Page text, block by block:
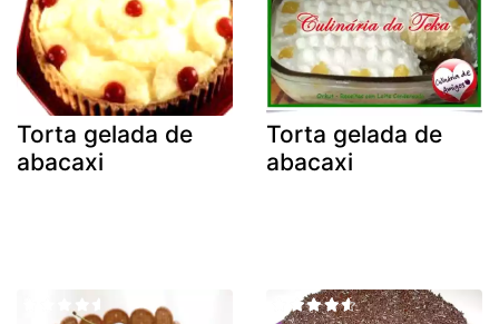
Torta gelada de
abacaxi
Torta gelada de
abacaxi